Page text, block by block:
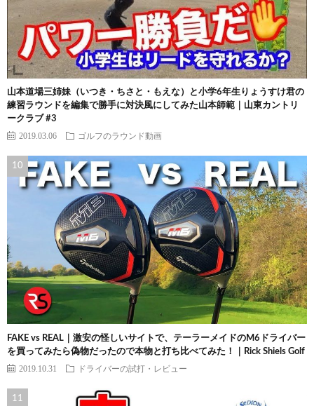
山本道場三姉妹（いつき・ちさと・もえな）と小学6年生りょうすけ君の
練習ラウンドを編集で勝手に対決風にしてみた山本師範｜山東カントリ
ークラブ #3
2019.03.06 ゴルフのラウンド動画
FAKE vs REAL｜激安の怪しいサイトで、テーラーメイドのM6ドライバー
を買ってみたら偽物だったので本物と打ち比べてみた！｜Rick Shiels Golf
2019.10.31 ドライバーの試打・レビュー